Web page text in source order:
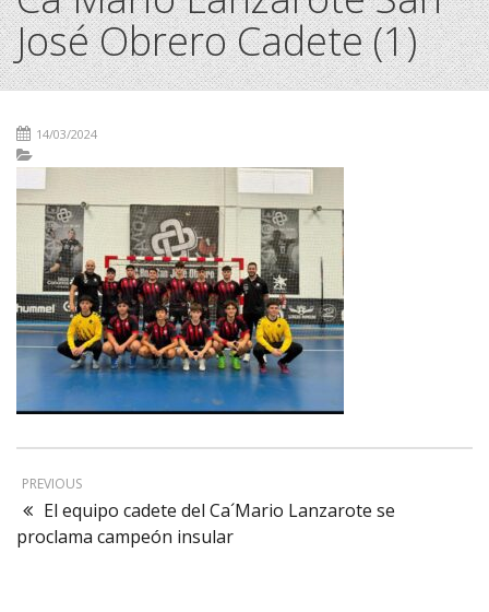
José Obrero Cadete (1)
14/03/2024
PREVIOUS
El equipo cadete del Ca´Mario Lanzarote se
proclama campeón insular